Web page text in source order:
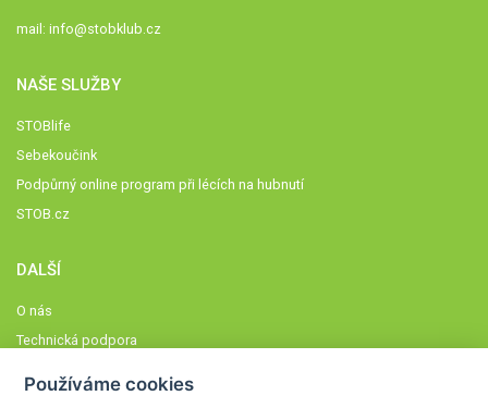
mail: info@stobklub.cz
NAŠE SLUŽBY
STOBlife
Sebekoučink
Podpůrný online program při lécích na hubnutí
STOB.cz
DALŠÍ
O nás
Technická podpora
Používáme cookies